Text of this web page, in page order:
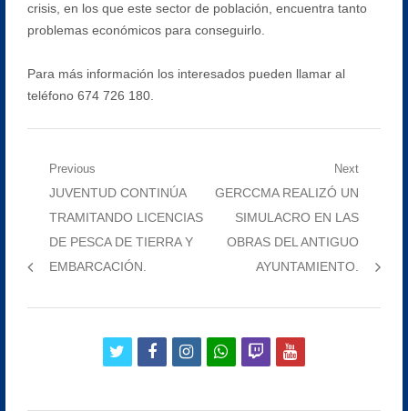
crisis, en los que este sector de población, encuentra tanto
problemas económicos para conseguirlo.
Para más información los interesados pueden llamar al
teléfono 674 726 180.
Navegación
entradas
Previous
Previous
post:
JUVENTUD CONTINÚA
TRAMITANDO LICENCIAS
DE PESCA DE TIERRA Y
EMBARCACIÓN.
Next
Next
post:
GERCCMA REALIZÓ UN
SIMULACRO EN LAS
OBRAS DEL ANTIGUO
AYUNTAMIENTO.
twitterfacebookinstagramwhatsapp
twitchyoutube